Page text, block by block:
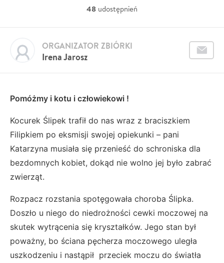
48 udostępnień
Irena Jarosz
ORGANIZATOR ZBIÓRKI
Pomóżmy i kotu i człowiekowi !
Kocurek Ślipek trafił do nas wraz z braciszkiem
Filipkiem po eksmisji swojej opiekunki ­– pani
Katarzyna musiała się przenieść do schroniska dla
bezdomnych kobiet, dokąd nie wolno jej było zabrać
zwierząt.
Rozpacz rozstania spotęgowała choroba Ślipka.
Doszło u niego do niedrożności cewki moczowej na
skutek wytrącenia się kryształków. Jego stan był
poważny, bo ściana pęcherza moczowego uległa
uszkodzeniu i nastąpił przeciek moczu do światła